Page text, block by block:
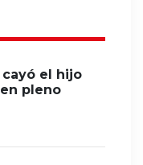
cayó el hijo
pleno